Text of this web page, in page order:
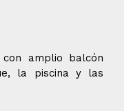
amplio balcón
la piscina y las